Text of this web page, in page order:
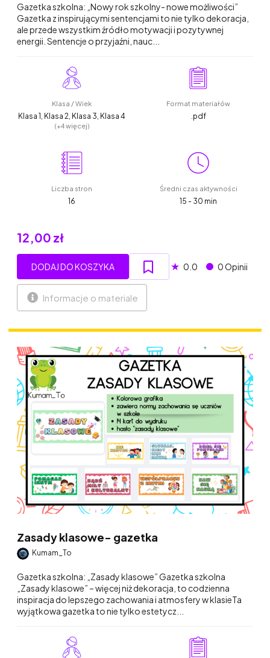
Gazetka szkolna: „Nowy rok szkolny- nowe możliwości”
Gazetka z inspirującymi sentencjami to nie tylko dekoracja,
ale przede wszystkim źródło motywacji i pozytywnej
energii. Sentencje o przyjaźni, nauc...
Klasa / Wiek
Klasa 1, Klasa 2, Klasa 3, Klasa 4
(+4 więcej)
Format materiałów
.pdf
Liczba stron
16
Średni czas aktywności
15 - 30 min
12,00 zł
DODAJ DO KOSZYKA ★ 0.0 0 Opinii
Informacje o materiale
Zasady klasowe- gazetka
Kumam_To
Gazetka szkolna: „Zasady klasowe” Gazetka szkolna
„Zasady klasowe” – więcej niż dekoracja, to codzienna
inspiracja do lepszego zachowania i atmosfery w klasieTa
wyjątkowa gazetka to nie tylko estetycz...